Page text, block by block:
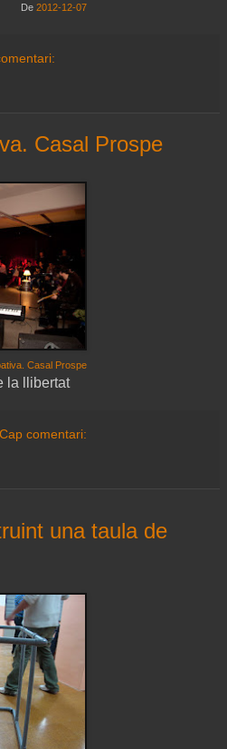
De 2012-12-07
Casal Prospe
Casal Prospe
la llibertat
Cap comentari:
una taula de